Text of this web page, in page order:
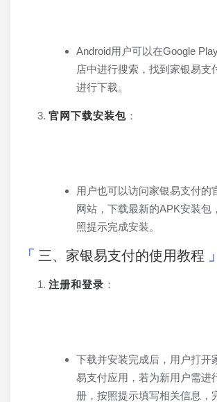
Android用户可以在Google
店中进行搜索，找到家银易支
进行下载。
官网下载安装包 ：
用户也可以访问家银易支付的
网站，下载最新的APK安装包
照提示完成安装。
三、家银易支付的使用教程
注册和登录 ：
下载并安装完成后，用户打开
易支付应用，若为新用户需进
册，按照提示填写相关信息，